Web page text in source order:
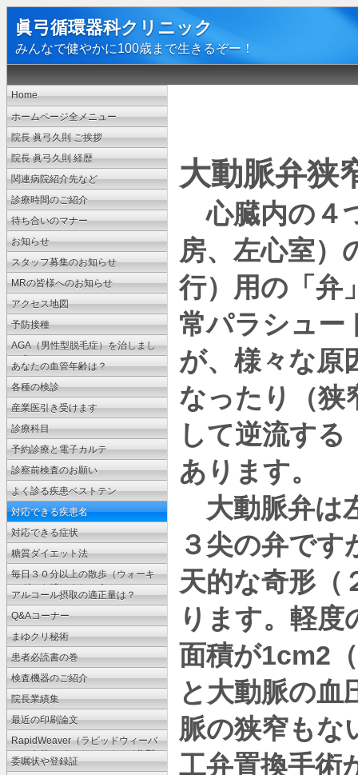
眞弓循環器科クリニック
みんなで健やかに100歳まで生きるぞー！
Home
ホームページ全メニュー
院長 眞弓久則 ご挨拶
院長 眞弓久則 経歴
関連病院紹介先など
診療時間のご紹介
待ち合いのマナー
お知らせ
スタッフ募集のお知らせ
MRの皆様へのお知らせ
アクセス地図
予防接種
AGA（男性型脱毛症）を治しまし
ょう
あなたの血管年齢は？
各種の検診
産業医引き受けます
診療科目
予約診療と電子カルテ
診察前検査のお願い
よく診る疾患ベストテン
対応できる疾患名
対応できる症状
糖質ダイエット法
毎日３０分以上の散歩（ウォーキ
ング）を続けましょう
アルコール摂取の適正量は？
Q&Aコーナー
まゆクリ秘術
患者必読書の巻
検査機器のご紹介
院長業績集
最近の印刷論文
RapidWeaver（ラピッドウィーバ
ー）を使ってのホームページ作製
法
委嘱状や登録証
大動脈弁狭
心臓内の４
房、左心室）
行）用の「弁
常パラシュー
が、様々な原
なったり（狭
して逆流する
あります。
大動脈弁は
３尖の弁です
天的な奇形（
ります。軽度
面積が1cm2
と大動脈の血
脈の狭窄もな
工弁置換手術